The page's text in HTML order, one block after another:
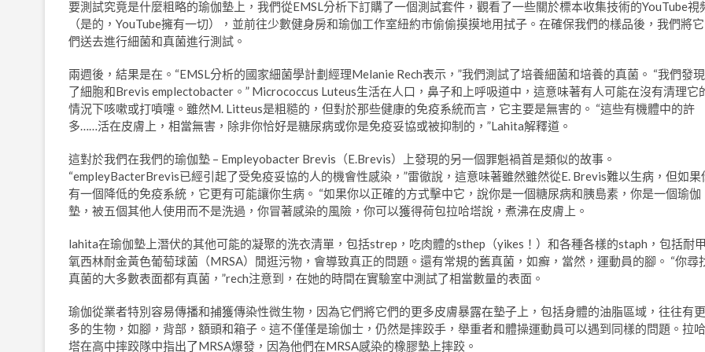
要測試究竟是什麼粗略的瑜伽墊上，我們從EMSL分析下訂購了一個測試套件，觀看了一些關於標本收集技術的YouTube視
（是的，YouTube擁有一切），並前往少數健身房和瑜伽工作室紐約市偷偷摸摸地用拭子。在確保我們的樣品後，我們將它
們送去進行細菌和真菌進行測試。
兩週後，結果是在。“EMSL分析的國家細菌學計劃經理Melanie Rech表示，”我們測試了培養細菌和培養的真菌。 “我們發現
了細胞和Brevis emplectobacter。” Micrococcus Luteus生活在人口，鼻子和上呼吸道中，這意味著有人可能在沒有清理它
情況下咳嗽或打噴嚏。雖然M. Litteus是粗糙的，但對於那些健康的免疫系統而言，它主要是無害的。 “這些有機體中的許
多……活在皮膚上，相當無害，除非你恰好是糖尿病或你是免疫妥協或被抑制的，”Lahita解釋道。
這對於我們在我們的瑜伽墊 – Empleyobacter Brevis（E.Brevis）上發現的另一個罪魁禍首是類似的故事。
“empleyBacterBrevis已經引起了受免疫妥協的人的機會性感染，”雷徹說，這意味著雖然雖然從E. Brevis難以生病，但如果
有一個降低的免疫系統，它更有可能讓你生病。 “如果你以正確的方式擊中它，說你是一個糖尿病和胰島素，你是一個瑜伽
墊，被五個其他人使用而不是洗過，你冒著感染的風險，你可以獲得荷包拉哈塔說，煮沸在皮膚上。
lahita在瑜伽墊上潛伏的其他可能的凝聚的洗衣清單，包括strep，吃肉體的sthep（yikes！）和各種各樣的staph，包括耐甲
氧西林耐金黃色葡萄球菌（MRSA）閒逛污物，會導致真正的問題。還有常規的舊真菌，如癬，當然，運動員的腳。 “你尋
真菌的大多數表面都有真菌，”rech注意到，在她的時間在實驗室中測試了相當數量的表面。
瑜伽從業者特別容易傳播和捕獲傳染性微生物，因為它們將它們的更多皮膚暴露在墊子上，包括身體的油脂區域，往往有更
多的生物，如腳，背部，額頭和箱子。這不僅僅是瑜伽士，仍然是摔跤手，舉重者和體操運動員可以遇到同樣的問題。拉哈
塔在高中摔跤隊中指出了MRSA爆發，因為他們在MRSA感染的橡膠墊上摔跤。